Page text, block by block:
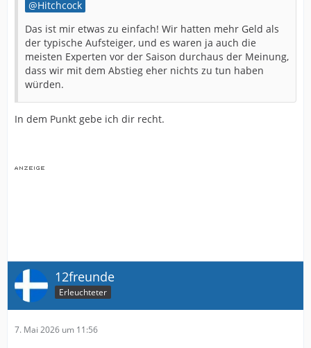
Hitchcock
Das ist mir etwas zu einfach! Wir hatten mehr Geld als
der typische Aufsteiger, und es waren ja auch die
meisten Experten vor der Saison durchaus der Meinung,
dass wir mit dem Abstieg eher nichts zu tun haben
würden.
In dem Punkt gebe ich dir recht.
12freunde
Erleuchteter
7. Mai 2026 um 11:56